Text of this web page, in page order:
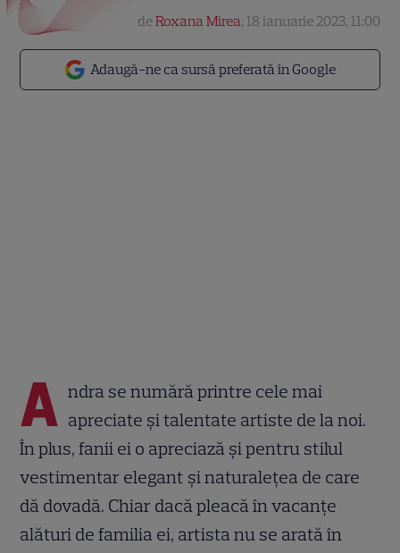
Adaugă-ne ca sursă preferată în Google
deRoxana Mirea, 18 ianuarie 2023, 11:00
A ndra se numără printre cele mai
apreciate și talentate artiste de la noi.
În plus, fanii ei o apreciază și pentru stilul
vestimentar elegant și naturalețea de care
dă dovadă. Chiar dacă pleacă în vacanțe
alături de familia ei, artista nu se arată în